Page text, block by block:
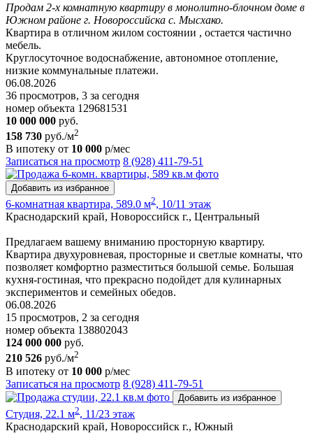
Продам 2-х комнатную квартиру в монолитно-блочном доме в
Южном районе г. Новороссийска с. Мысхако.
Квартира в отличном жилом состоянии , остается частично
мебель.
Круглосуточное водоснабжение, автономное отопление,
низкие коммунальные платежи.
06.08.2026
36 просмотров, 3 за сегодня
номер объекта 129681531
10 000 000 руб.
158 730 руб./м2
В ипотеку от 10 000 р/мес
Записаться на просмотр 8 (928) 411-79-51
Добавить из избранное
6-комнатная квартира, 589.0 м2, 10/11 этаж
Краснодарский край, Новороссийск г., Центральный
Предлагаем вашему вниманию просторную квартиру.
Квартира двухуровневая, просторные и светлые комнаты, что
позволяет комфортно разместиться большой семье. Большая
кухня-гостиная, что прекрасно подойдет для кулинарных
экспериментов и семейных обедов.
06.08.2026
15 просмотров, 2 за сегодня
номер объекта 138802043
124 000 000 руб.
210 526 руб./м2
В ипотеку от 10 000 р/мес
Записаться на просмотр 8 (928) 411-79-51
Добавить из избранное
Студия, 22.1 м2, 11/23 этаж
Краснодарский край, Новороссийск г., Южный